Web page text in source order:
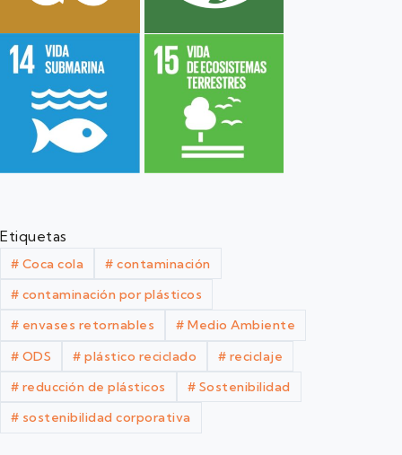
Etiquetas
# Coca cola # contaminación
# contaminación por plásticos
# envases retornables # Medio Ambiente
# ODS # plástico reciclado # reciclaje
# reducción de plásticos # Sostenibilidad
# sostenibilidad corporativa